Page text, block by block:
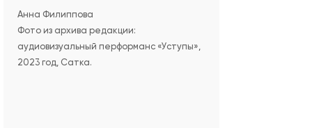
Анна Филиппова
Фото из архива редакции:
аудиовизуальный перформанс «Уступы»,
2023 год, Сатка.